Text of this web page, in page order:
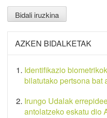
AZKEN BIDALKETAK
Identifikazio
bilatutako pertsona bat
Irungo Udalak
antolatzeko eskatu dio